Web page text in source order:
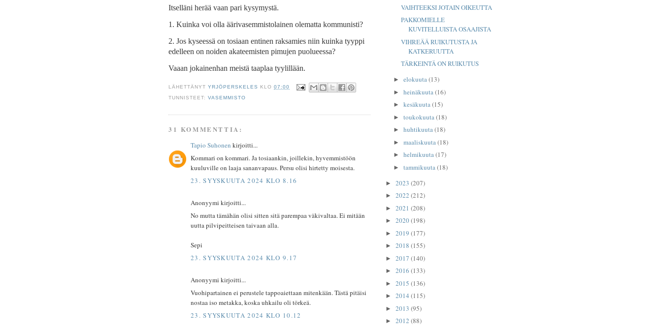
Itselläni herää vaan pari kysymystä.
1. Kuinka voi olla äärivasemmistolainen olematta kommunisti?
2. Jos kyseessä on tosiaan entinen raksamies niin kuinka tyyppi
edelleen on noiden akateemisten pimujen puolueessa?
Vaaan jokainenhan meistä taaplaa tyylillään.
LÄHETTÄNYTYRJÖPERSKELES KLO07:00
TUNNISTEET:VASEMMISTO
31 KOMMENTTIA:
Tapio Suhonen kirjoitti...
Kommari on kommari. Ja tosiaankin, joillekin, hyvemmistöön
kuuluville on laaja sananvapaus. Persu olisi hirtetty moisesta.
23. SYYSKUUTA 2024 KLO 8.16
Anonyymi kirjoitti...
No mutta tämähän olisi sitten sitä parempaa väkivaltaa. Ei mitään
uutta pilvipeitteisen taivaan alla.
Sepi
23. SYYSKUUTA 2024 KLO 9.17
Anonyymi kirjoitti...
Vuohipartainen ei perustele tappoaiettaan mitenkään. Tästä pitäisi
nostaa iso metakka, koska uhkailu oli törkeä.
23. SYYSKUUTA 2024 KLO 10.12
VAIHTEEKSI JOTAIN OIKEUTTA
PAKKOMIELLE
KUVITELLUISTA OSAAJISTA
VIHREÄÄ RUIKUTUSTA JA
KATKERUUTTA
TÄRKEINTÄ ON RUIKUTUS
► elokuuta(13)
► heinäkuuta(16)
► kesäkuuta(15)
► toukokuuta(18)
► huhtikuuta(18)
► maaliskuuta(18)
► helmikuuta(17)
► tammikuuta(18)
► 2023 (207)
► 2022 (212)
► 2021 (208)
► 2020(198)
► 2019 (177)
► 2018 (155)
► 2017 (140)
► 2016 (133)
► 2015 (136)
► 2014 (115)
► 2013 (95)
► 2012 (88)